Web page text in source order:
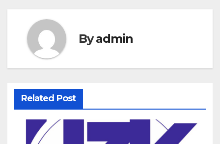
Byadmin
Related Post